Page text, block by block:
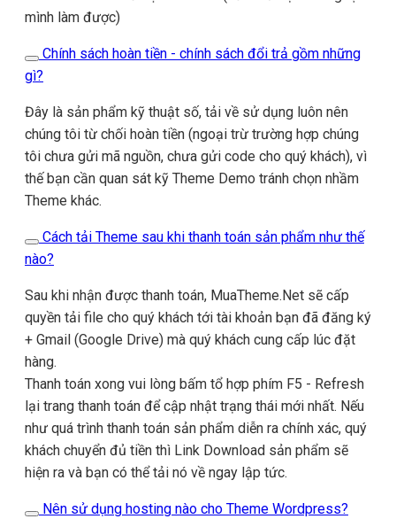
mình làm được)
Chính sách hoàn tiền - chính sách đổi trả gồm những
gì?
Đây là sản phẩm kỹ thuật số, tải về sử dụng luôn nên
chúng tôi từ chối hoàn tiền (ngoại trừ trường hợp chúng
tôi chưa gửi mã nguồn, chưa gửi code cho quý khách), vì
thế bạn cần quan sát kỹ Theme Demo tránh chọn nhầm
Theme khác.
Cách tải Theme sau khi thanh toán sản phẩm như thế
nào?
Sau khi nhận được thanh toán, MuaTheme.Net sẽ cấp
quyền tải file cho quý khách tới tài khoản bạn đã đăng ký
+ Gmail (Google Drive) mà quý khách cung cấp lúc đặt
hàng.
Thanh toán xong vui lòng bấm tổ hợp phím F5 - Refresh
lại trang thanh toán để cập nhật trạng thái mới nhất. Nếu
như quá trình thanh toán sản phẩm diễn ra chính xác, quý
khách chuyển đủ tiền thì Link Download sản phẩm sẽ
hiện ra và bạn có thể tải nó về ngay lập tức.
Nên sử dụng hosting nào cho Theme Wordpress?